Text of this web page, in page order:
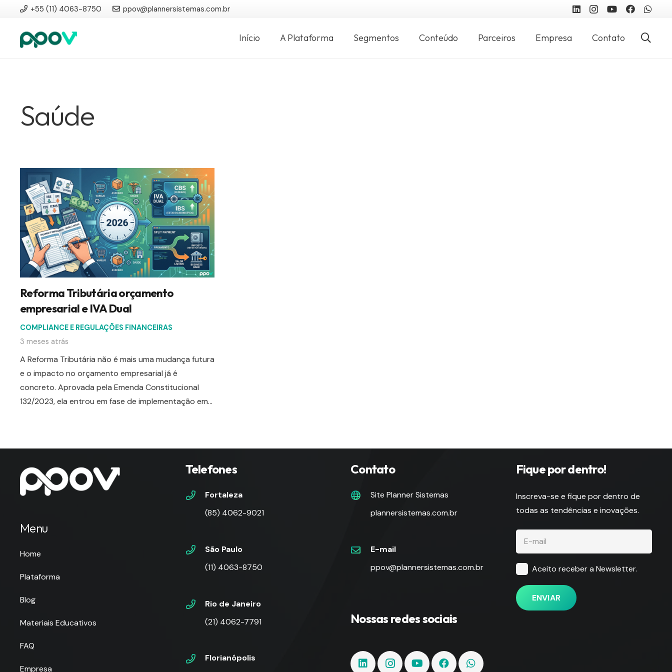
+55 (11) 4063-8750 ppov@plannersistemas.com.br
Início A Plataforma Segmentos Conteúdo Parceiros Empresa Contato
Saúde
Reforma Tributária orçamento
empresarial e IVA Dual
COMPLIANCE E REGULAÇÕES FINANCEIRAS
3 meses atrás
A Reforma Tributária não é mais uma mudança futura
e o impacto no orçamento empresarial já é
concreto. Aprovada pela Emenda Constitucional
132/2023, ela entrou em fase de implementação em…
Menu
Home
Plataforma
Blog
Materiais Educativos
FAQ
Empresa
Telefones
Fortaleza
(85) 4062-9021
São Paulo
(11) 4063-8750
Rio de Janeiro
(21) 4062-7791
Florianópolis
Contato
Site Planner Sistemas
plannersistemas.com.br
E-mail
ppov@plannersistemas.com.br
Nossas redes sociais
Fique por dentro!
Inscreva-se e fique por dentro de
todas as tendências e inovações.
Aceito receber a Newsletter.
ENVIAR